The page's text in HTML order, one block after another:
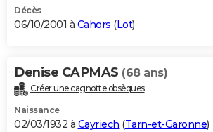
Décès
06/10/2001 à Cahors (Lot)
Denise CAPMAS (68 ans)
Créer une cagnotte obsèques
Naissance
02/03/1932 à Cayriech (Tarn-et-Garonne)